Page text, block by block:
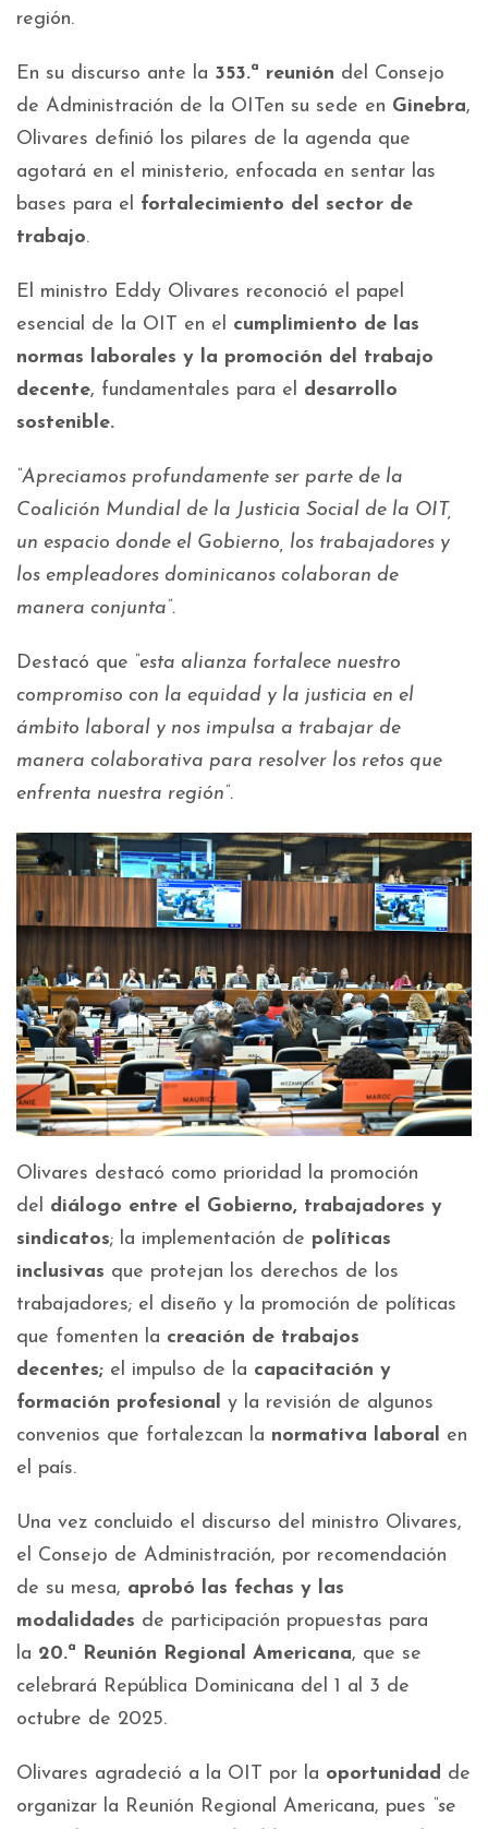
región.
En su discurso ante la 353.ª reunión del Consejo
de Administración de la OITen su sede en Ginebra,
Olivares definió los pilares de la agenda que
agotará en el ministerio, enfocada en sentar las
bases para el fortalecimiento del sector de
trabajo.
El ministro Eddy Olivares reconoció el papel
esencial de la OIT en el cumplimiento de las
normas laborales y la promoción del trabajo
decente, fundamentales para el desarrollo
sostenible.
“Apreciamos profundamente ser parte de la
Coalición Mundial de la Justicia Social de la OIT,
un espacio donde el Gobierno, los trabajadores y
los empleadores dominicanos colaboran de
manera conjunta”.
Destacó que “esta alianza fortalece nuestro
compromiso con la equidad y la justicia en el
ámbito laboral y nos impulsa a trabajar de
manera colaborativa para resolver los retos que
enfrenta nuestra región”.
Olivares destacó como prioridad la promoción
del diálogo entre el Gobierno, trabajadores y
sindicatos; la implementación de políticas
inclusivas que protejan los derechos de los
trabajadores; el diseño y la promoción de políticas
que fomenten la creación de trabajos
decentes; el impulso de la capacitación y
formación profesional y la revisión de algunos
convenios que fortalezcan la normativa laboral en
el país.
Una vez concluido el discurso del ministro Olivares,
el Consejo de Administración, por recomendación
de su mesa, aprobó las fechas y las
modalidades de participación propuestas para
la 20.ª Reunión Regional Americana, que se
celebrará República Dominicana del 1 al 3 de
octubre de 2025.
Olivares agradeció a la OIT por la oportunidad de
organizar la Reunión Regional Americana, pues “se